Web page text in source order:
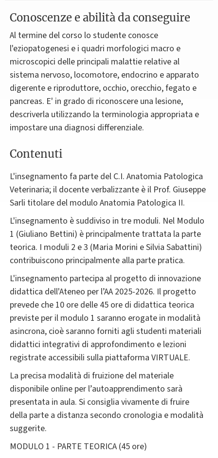
Conoscenze e abilità da conseguire
Al termine del corso lo studente conosce
l'eziopatogenesi e i quadri morfologici macro e
microscopici delle principali malattie relative al
sistema nervoso, locomotore, endocrino e apparato
digerente e riproduttore, occhio, orecchio, fegato e
pancreas. E' in grado di riconoscere una lesione,
descriverla utilizzando la terminologia appropriata e
impostare una diagnosi differenziale.
Contenuti
L'insegnamento fa parte del C.I. Anatomia Patologica
Veterinaria; il docente verbalizzante è il Prof. Giuseppe
Sarli titolare del modulo Anatomia Patologica II.
L'insegnamento è suddiviso in tre moduli. Nel Modulo
1 (Giuliano Bettini) è principalmente trattata la parte
teorica. I moduli 2 e 3 (Maria Morini e Silvia Sabattini)
contribuiscono principalmente alla parte pratica.
L'insegnamento partecipa al progetto di innovazione
didattica dell'Ateneo per l’AA 2025-2026. Il progetto
prevede che 10 ore delle 45 ore di didattica teorica
previste per il modulo 1 saranno erogate in modalità
asincrona, cioè saranno forniti agli studenti materiali
didattici integrativi di approfondimento e lezioni
registrate accessibili sulla piattaforma VIRTUALE.
La precisa modalità di fruizione del materiale
disponibile online per l’autoapprendimento sarà
presentata in aula. Si consiglia vivamente di fruire
della parte a distanza secondo cronologia e modalità
suggerite.
MODULO 1 - PARTE TEORICA (45 ore)